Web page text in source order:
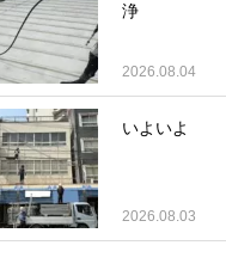
浄
2026.08.04
いよいよ
2026.08.03